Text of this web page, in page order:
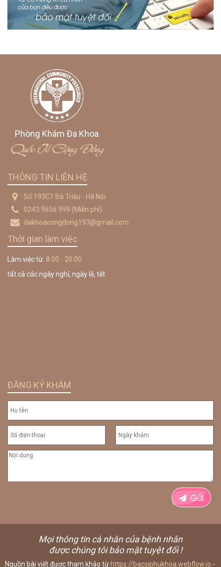
Phòng Khám Đa Khoa
Quốc Tế Cộng Đồng
THÔNG TIN LIÊN HỆ
Số 193C1 Bà Triệu - Hà Nội
0243.9656.999 (Miễn phí)
dakhoacongdong193@gmail.com
Thời gian làm việc
Làm việc từ: 8:00 - 20:00
tất cả các ngày nghỉ, ngày lễ, tết
ĐĂNG KÝ KHÁM
Nguồn bài viết được tham khảo từ https://bacsiphukhoa.webflow.io -
Mọi thông tin cá nhân của bệnh nhân
được chúng tôi bảo mật tuyệt đối !